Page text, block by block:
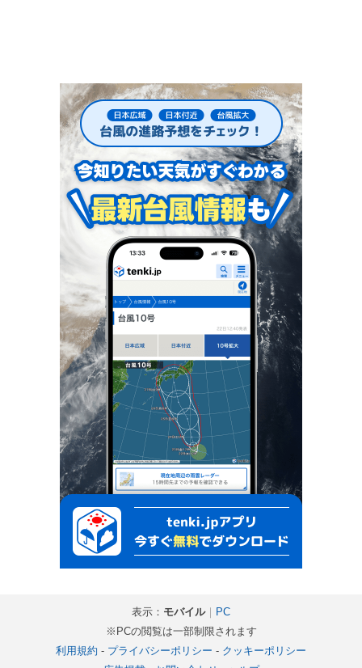
表示： モバイル｜ PC
※PCの閲覧は一部制限されます
利用規約 - プライバシーポリシー - クッキーポリシー